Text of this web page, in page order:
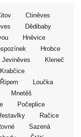
Ctiněves
Dědibaby
Hněvice
Hrobce
Jeviněves
Kleneč
Krabčice
Loučka
Mnetěš
Počeplice
Račice
Sazená